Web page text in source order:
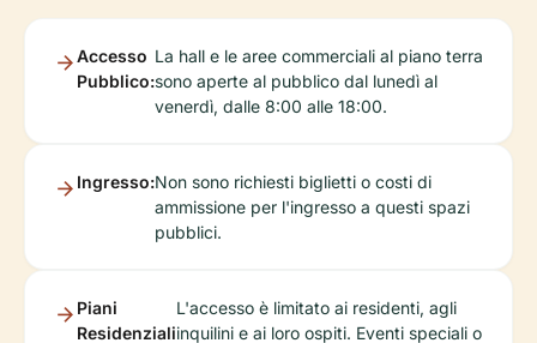
Accesso
Pubblico:
La hall e le aree commerciali al piano terra
sono aperte al pubblico dal lunedì al
venerdì, dalle 8:00 alle 18:00.
Ingresso:Non sono richiesti biglietti o costi di
ammissione per l'ingresso a questi spazi
pubblici.
Piani
Residenziali
L'accesso è limitato ai residenti, agli
inquilini e ai loro ospiti. Eventi speciali o